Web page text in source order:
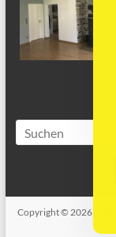
Copyright © 2026